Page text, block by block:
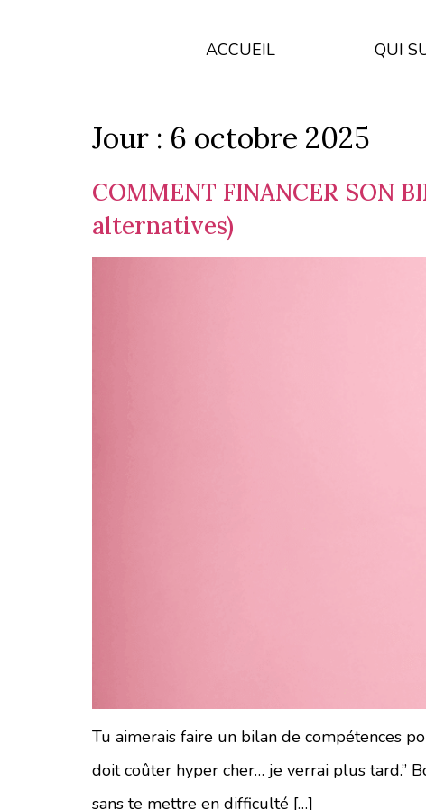
ACCUEIL QUI
Jour : 6 octobre 2025
COMMENT FINANCER SON
alternatives)
Tu aimerais faire un bilan de compétences
doit coûter hyper cher… je verrai plus tard.”
sans te mettre en difficulté […]